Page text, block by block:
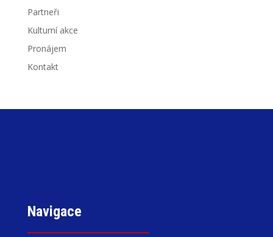
Partneři
Kulturní akce
Pronájem
Kontakt
Navigace